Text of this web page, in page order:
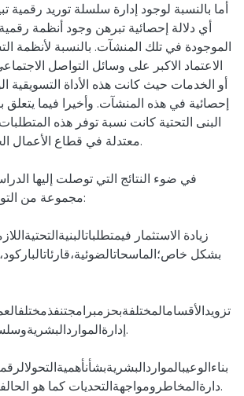
أما بالنسبة لوجود إدارة سلسلة توريد رقمية
أي دلالة إحصائية تبرهن وجود أنظمة
الموجودة في تلك المنشآت. بالنسبة لأنظمة
الاعتماد الاكبر على وسائل التواصل
أو الخدمات حيث كانت هذه الأداة التسويقية
إحصائية في هذه المنشآت. وأخيرا فيما
معتدلة في قطاع الأعمال
في ضوء النتائج التي توصلت إليها
مجموعة من
بشكل
دارةالمخاطرومواجهةالتحديات كما هو